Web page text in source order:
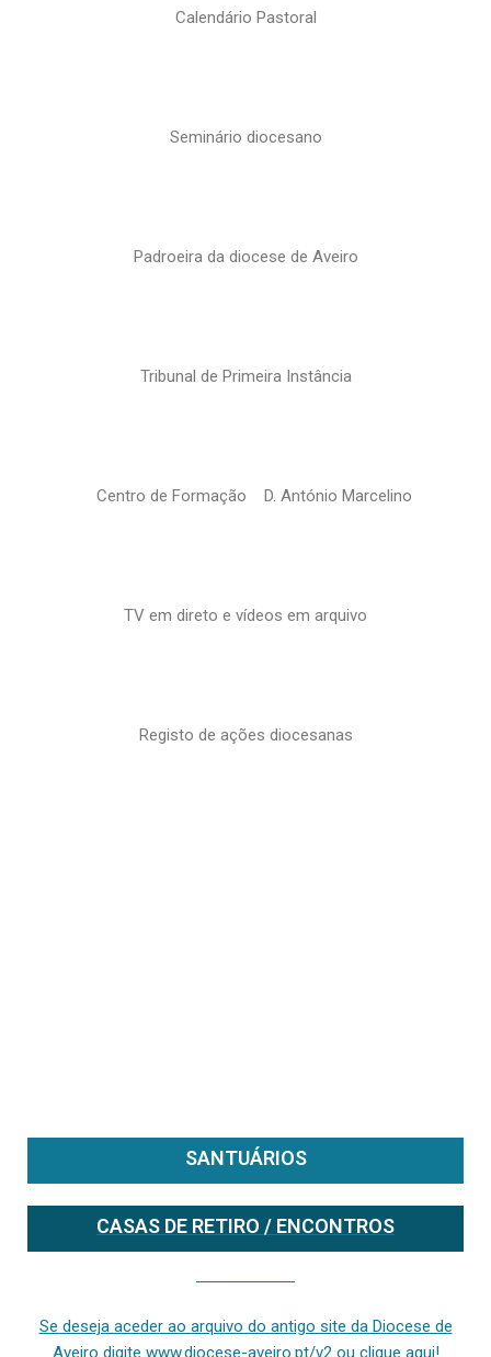
Calendário Pastoral
Seminário diocesano
Padroeira da diocese de Aveiro
Tribunal de Primeira Instância
Centro de Formação D. António Marcelino
TV em direto e vídeos em arquivo
Registo de ações diocesanas
SANTUÁRIOS
CASAS DE RETIRO / ENCONTROS
Se deseja aceder ao arquivo do antigo site da Diocese de
Aveiro digite www.diocese-aveiro.pt/v2 ou clique aqui!